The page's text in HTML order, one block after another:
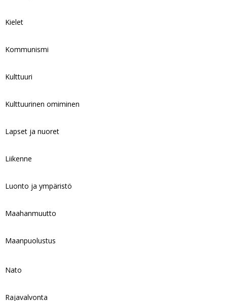
Kielet
Kommunismi
Kulttuuri
Kulttuurinen omiminen
Lapset ja nuoret
Liikenne
Luonto ja ympäristö
Maahanmuutto
Maanpuolustus
Nato
Rajavalvonta